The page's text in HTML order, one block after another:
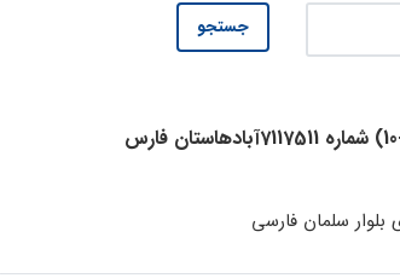
جستجو
بلوار سلمان فارسی